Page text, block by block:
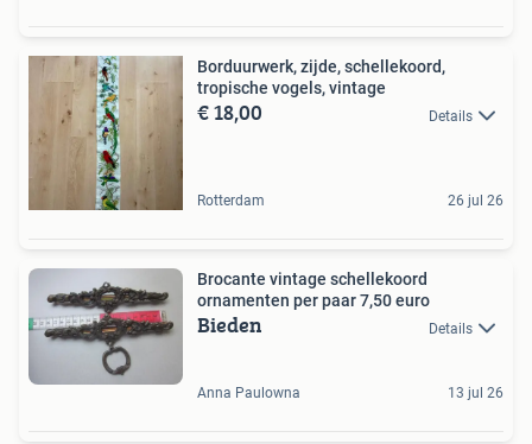
Borduurwerk, zijde, schellekoord,
tropische vogels, vintage
€ 18,00 Details
Rotterdam 26 jul 26
Brocante vintage schellekoord
ornamenten per paar 7,50 euro
Bieden Details
Anna Paulowna 13 jul 26